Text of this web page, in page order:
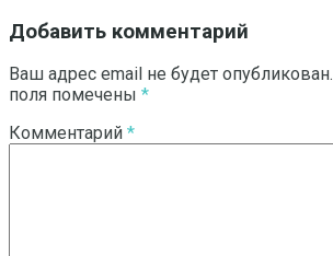
Добавить комментарий
Ваш адрес email не будет опубликован.
поля помечены *
Комментарий *